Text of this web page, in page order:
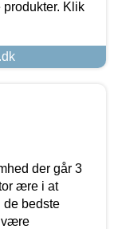
Klik
der går 3
ære i at
bedste
være